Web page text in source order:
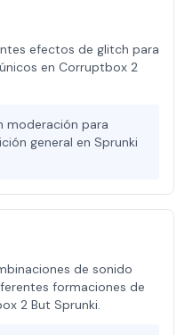
efectos de glitch para
en Corruptbox 2
moderación para
general en Sprunki
de sonido
formaciones de
2 But Sprunki.